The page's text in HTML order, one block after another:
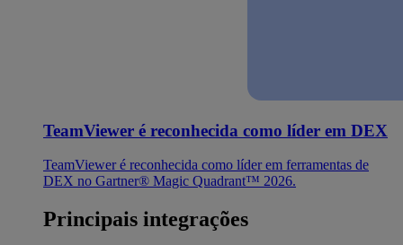
TeamViewer é reconhecida como líder em DEX
TeamViewer é reconhecida como líder em ferramentas de
DEX no Gartner® Magic Quadrant™ 2026.
Principais integrações